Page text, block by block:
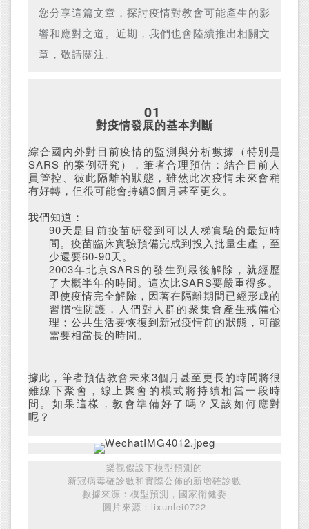
您分享這篇文章，探討疫情對教會可能產生的影
響和應對之道。近期，我們也會陸續推出相關文
章，敬請關注。
01
對疫情發展的基本判斷
綜合國內外對目前疫情的監測與分析數據（特別是
SARS 的案例研究），筆者合理預估：結合目前人
員管控、彼此隔離的狀態，雖然此次疫情未來會稍
有好轉，但很可能會持續3個月甚至更久。
我們知道：
90天是目前疫苗研發到可以人梯實驗的最短時
間。疫苗臨床實驗預備完成到投入批量生產，至
少還要60-90天。
2003年北京SARS的發生到最後解除，就經歷
了大概半年的時間。這次比SARS要嚴重得多。
即使疫情完全解除，因著在隔離期間已經形成的
習慣性防護，人們對人群的聚集會產生戒備心
理；公共生活要恢復到新冠疫情前的狀態，可能
需要相當長的時間。
據此，筆者預估教會未來3個月甚至更長的時間將很
難線下聚會，線上聚會的模式將持續相當一段時
間。如果這樣，教會準備好了嗎？又該如何應對
呢？
樂觀假設下模型預測的
新冠病毒確診數和實際公佈的新增確診數
數據來源：模型預測，國家衛健委
圖片來源：lixunlei0722